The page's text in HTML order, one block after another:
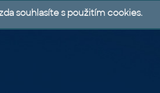
souhlasíte s použitím cookies.